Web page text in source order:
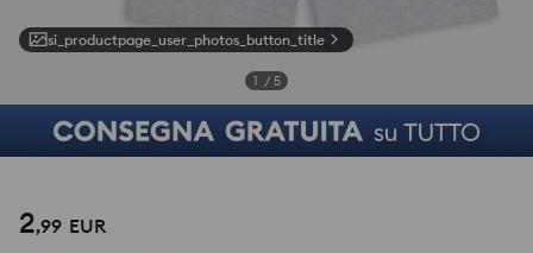
si_productpage_user_photos_button_title
1 / 5
2,99 EUR